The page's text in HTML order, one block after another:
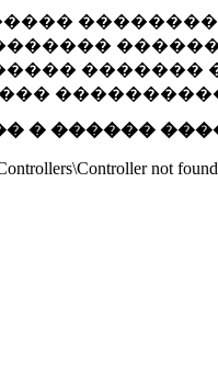
�������
� ������
not found